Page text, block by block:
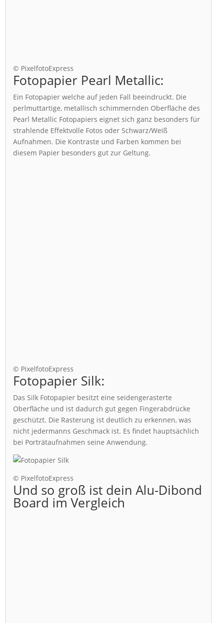
© PixelfotoExpress
Fotopapier Pearl Metallic:
Ein Fotopapier welche auf jeden Fall beeindruckt. Die
perlmuttartige, metallisch schimmernden Oberfläche des
Pearl Metallic Fotopapiers eignet sich ganz besonders für
strahlende Effektvolle Fotos oder Schwarz/Weiß
Aufnahmen. Die Kontraste und Farben kommen bei
diesem Papier besonders gut zur Geltung.
© PixelfotoExpress
Fotopapier Silk:
Das Silk Fotopapier besitzt eine seidengerasterte
Oberfläche und ist dadurch gut gegen Fingerabdrücke
geschützt. Die Rasterung ist deutlich zu erkennen, was
nicht jedermanns Geschmack ist. Es findet hauptsächlich
bei Porträtaufnahmen seine Anwendung.
© PixelfotoExpress
Und so groß ist dein Alu-Dibond
Board im Vergleich